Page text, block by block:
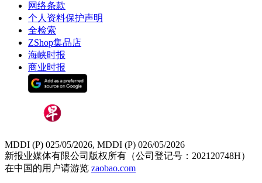
网络条款
个人资料保护声明
全检索
ZShop集品店
海峡时报
商业时报
MDDI (P) 025/05/2026, MDDI (P) 026/05/2026
新报业媒体有限公司版权所有（公司登记号：202120748H）
在中国的用户请游览 zaobao.com